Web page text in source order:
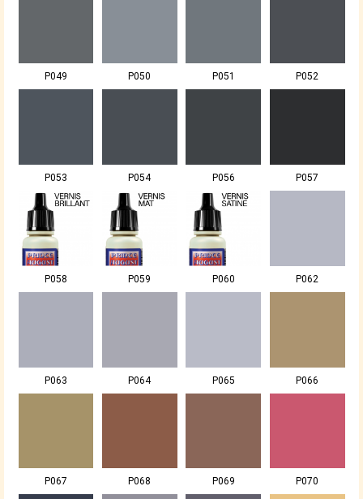
P049 P050 P051 P052
P053 P054 P056 P057
P058 P059 P060 P062
P063 P064 P065 P066
P067 P068 P069 P070